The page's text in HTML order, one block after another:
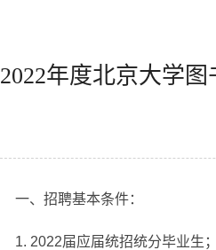
2022年度北京大学
一、招聘基本条件：
1. 2022届应届统招统分毕业生；